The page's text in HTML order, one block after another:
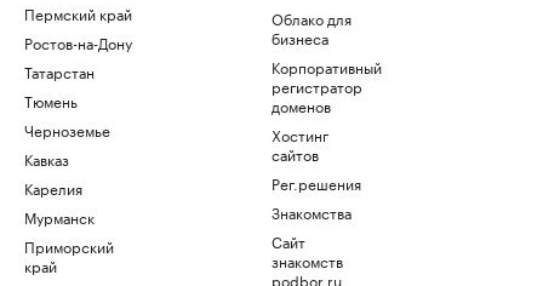
Пермский край
Ростов-на-Дону
Татарстан
Тюмень
Черноземье
Кавказ
Карелия
Мурманск
Приморский
край
Облако для
бизнеса
Корпоративный
регистратор
доменов
Хостинг
сайтов
Рег.решения
Знакомства
Сайт
знакомств
podbor.ru